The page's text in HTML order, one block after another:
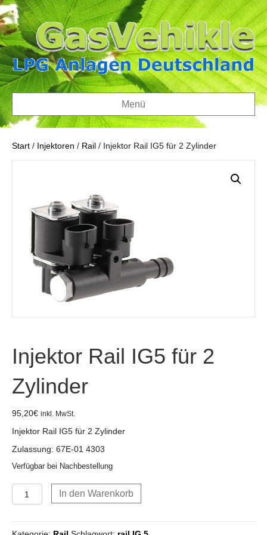
Menü
Start / Injektoren / Rail / Injektor Rail IG5 für 2 Zylinder
Injektor Rail IG5 für 2
Zylinder
95,20€ inkl. MwSt.
Injektor Rail IG5 für 2 Zylinder
Zulassung: 67E-01 4303
Verfügbar bei Nachbestellung
Rail
für
In den Warenkorb